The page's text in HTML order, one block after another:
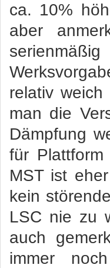
ca. 10%
aber
relativ
man die
Dämpfung
für
MST ist
kein
LSC nie zu
auch
immer